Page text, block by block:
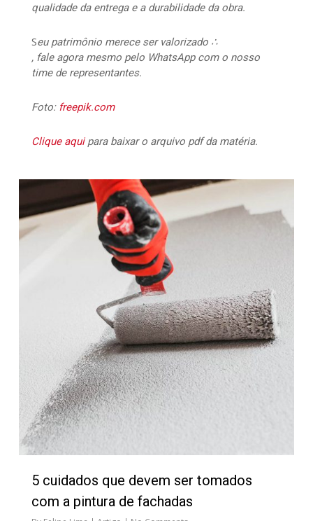
qualidade da entrega e a durabilidade da obra.
Seu patrimônio merece ser valorizado ∴
, fale agora mesmo pelo WhatsApp com o nosso
time de representantes.
Foto: freepik.com
Clique aquipara baixar o arquivo pdf da matéria.
5 cuidados que devem ser tomados
com a pintura de fachadas
117